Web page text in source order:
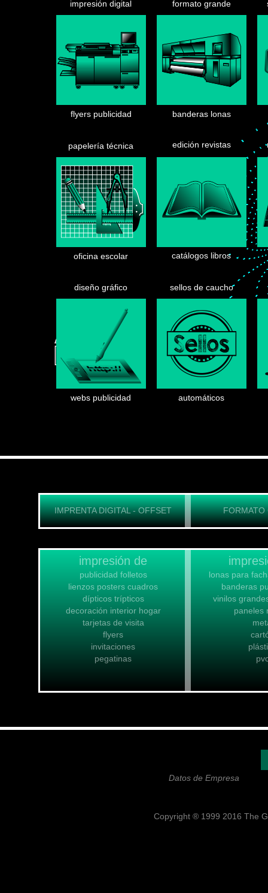
IMPRENTA DIGITAL - OFFSET FORMATO
impresión de
publicidad folletos
lienzos posters cuadros
dípticos trípticos
decoración interior hogar
tarjetas de visita
flyers
invitaciones
pegatinas
lonas para
banderas
vinilos
paneles
Copyright ® 1999 2016 The
impresión digital formato grande
flyers publicidad banderas lonas
papelería técnica edición revistas
oficina escolar catálogos libros
diseño gráfico sellos de caucho
webs publicidad automáticos
Datos de Empresa